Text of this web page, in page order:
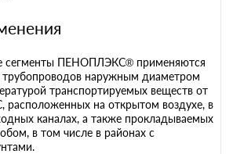
сегменты ПЕНОПЛЭКС® применяются
трубопроводов наружным диаметром
транспортируемых веществ от
расположенных на открытом воздухе, в
каналах, а также прокладываемых
в том числе в районах с